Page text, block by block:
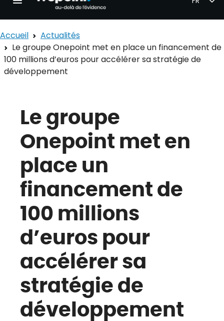
Ouvrir la navigation principale
Accueil
Actualités
Le groupe Onepoint met en place un financement de
100 millions d’euros pour accélérer sa stratégie de
développement
Le groupe
Onepoint met en
place un
financement de
100 millions
d’euros pour
accélérer sa
stratégie de
développement